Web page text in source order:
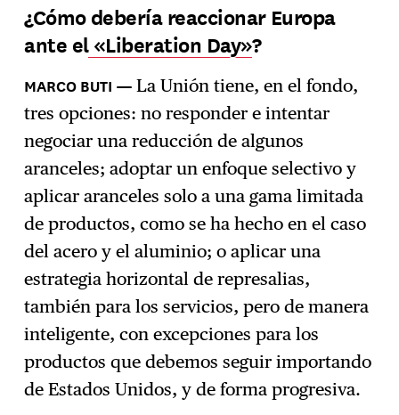
→ Suscríbase
¿Cómo debería reaccionar Europa
ante el«Liberation Day»?
La Unión tiene, en el fondo,
tres opciones: no responder e intentar
negociar una reducción de algunos
aranceles; adoptar un enfoque selectivo y
aplicar aranceles solo a una gama limitada
de productos, como se ha hecho en el caso
del acero y el aluminio; o aplicar una
estrategia horizontal de represalias,
también para los servicios, pero de manera
inteligente, con excepciones para los
productos que debemos seguir importando
de Estados Unidos, y de forma progresiva.